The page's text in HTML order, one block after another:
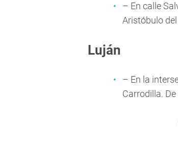
– En calle
Aristóbulo
Luján
– En la
Carrodilla.